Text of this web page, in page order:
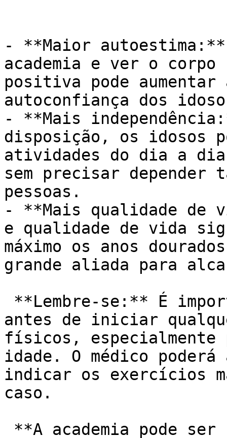
- **Maior
academia e ver o corpo
positiva pode
autoconfiança dos
- **Mais
disposição, os idosos
atividades do dia a dia
sem precisar depender
pessoas.
- **Mais qualidade de
e qualidade de vida
máximo os anos
grande aliada para
antes de iniciar
físicos, especialmente
idade. O médico
indicar os exercícios
caso.